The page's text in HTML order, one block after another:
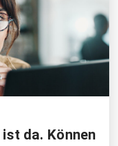
da. Können